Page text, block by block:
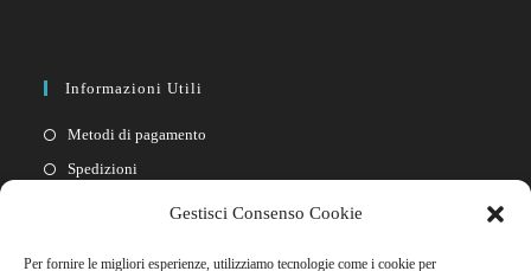
Gestisci Consenso Cookie
Per fornire le migliori esperienze, utilizziamo tecnologie come i cookie per
Informazioni Utili
Metodi di pagamento
Spedizioni